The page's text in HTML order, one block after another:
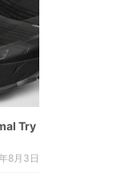
Try
8月3日